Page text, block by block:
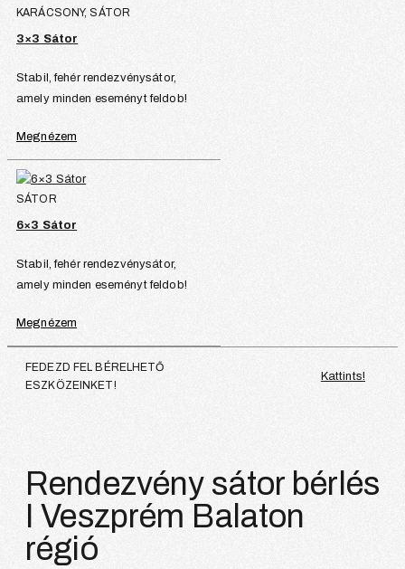
KARÁCSONY, SÁTOR
3×3 Sátor
Stabil, fehér rendezvénysátor,
amely minden eseményt feldob!
Megnézem
SÁTOR
6×3 Sátor
Stabil, fehér rendezvénysátor,
amely minden eseményt feldob!
Megnézem
FEDEZD FEL BÉRELHETŐ
ESZKÖZEINKET!
Kattints!
Rendezvény sátor bérlés
I Veszprém Balaton
régió